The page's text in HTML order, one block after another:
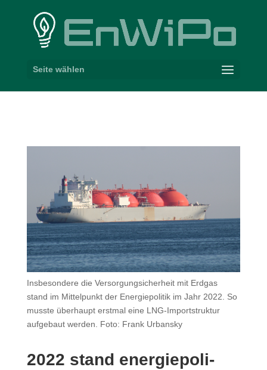
Seite wählen
Insbesondere die Versorgungsicherheit mit Erdgas
stand im Mittelpunkt der Energiepolitik im Jahr 2022. So
musste überhaupt erstmal eine LNG-Importstruktur
aufgebaut werden. Foto: Frank Urbansky
2022 stand ener­gie­po­li­